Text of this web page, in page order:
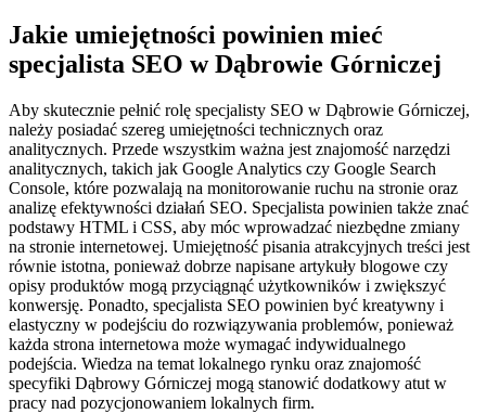
Jakie umiejętności powinien mieć
specjalista SEO w Dąbrowie Górniczej
Aby skutecznie pełnić rolę specjalisty SEO w Dąbrowie Górniczej,
należy posiadać szereg umiejętności technicznych oraz
analitycznych. Przede wszystkim ważna jest znajomość narzędzi
analitycznych, takich jak Google Analytics czy Google Search
Console, które pozwalają na monitorowanie ruchu na stronie oraz
analizę efektywności działań SEO. Specjalista powinien także znać
podstawy HTML i CSS, aby móc wprowadzać niezbędne zmiany
na stronie internetowej. Umiejętność pisania atrakcyjnych treści jest
równie istotna, ponieważ dobrze napisane artykuły blogowe czy
opisy produktów mogą przyciągnąć użytkowników i zwiększyć
konwersję. Ponadto, specjalista SEO powinien być kreatywny i
elastyczny w podejściu do rozwiązywania problemów, ponieważ
każda strona internetowa może wymagać indywidualnego
podejścia. Wiedza na temat lokalnego rynku oraz znajomość
specyfiki Dąbrowy Górniczej mogą stanowić dodatkowy atut w
pracy nad pozycjonowaniem lokalnych firm.